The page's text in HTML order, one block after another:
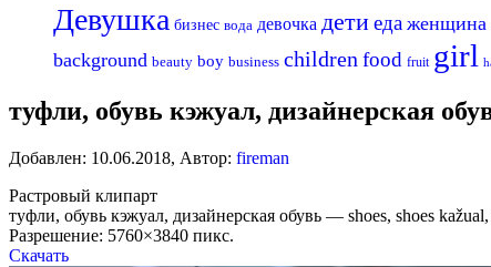
Девушка бизнес вода девочка детиеда женщина
background beauty boy business childrenfood fruit girl
туфли, обувь кэжуал, дизайнерская
Добавлен: 10.06.2018, Автор: fireman
Растровый клипарт
туфли, обувь кэжуал, дизайнерская обувь — shoes, shoes kažual,
Разрешение: 5760×3840 пикс.
Скачать